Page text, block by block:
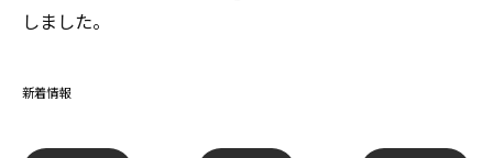
しました。
新着情報